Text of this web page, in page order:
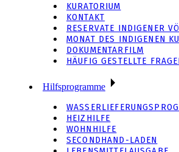
KURATORIUM
KONTAKT
RESERVATE INDIGENER
MONAT DES INDIGENEN
DOKUMENTARFILM
HÄUFIG GESTELLTE
Hilfsprogramme
HEIZHILFE
WOHNHILFE
SECONDHAND-LADEN